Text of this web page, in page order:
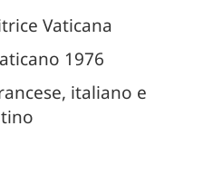
Vaticana
1976
italiano e